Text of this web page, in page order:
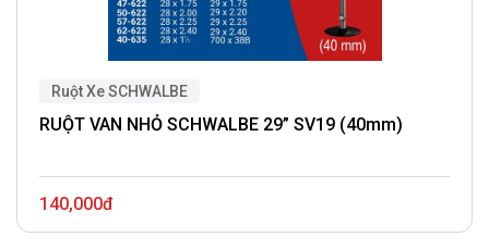
Ruột Xe SCHWALBE
RUỘT VAN NHỎ SCHWALBE 29” SV19 (40mm)
140,000đ